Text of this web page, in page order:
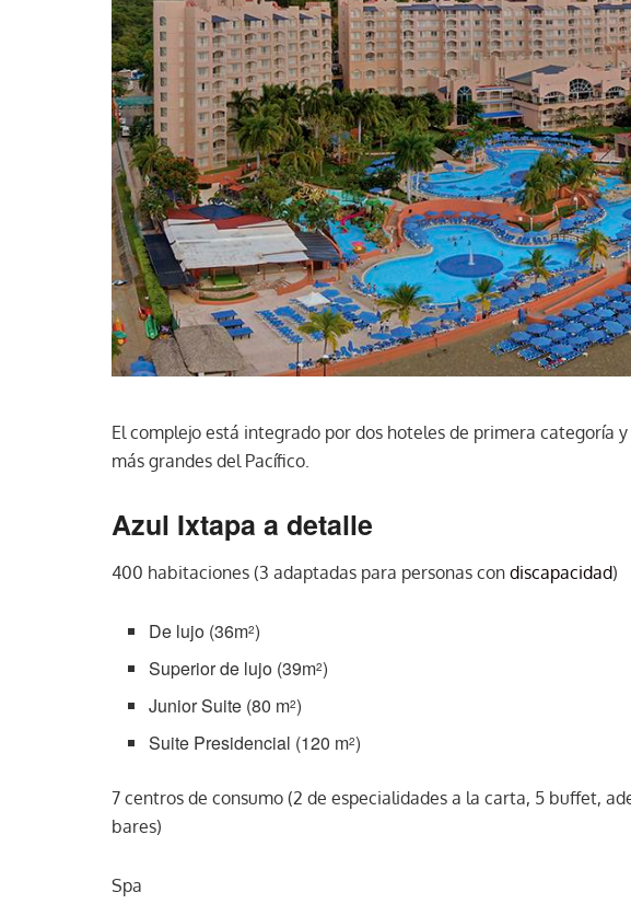
El complejo está integrado por dos hoteles de primera categoría
más grandes del Pacífico.
Azul Ixtapa a detalle
400 habitaciones (3 adaptadas para personas con discapacidad)
De lujo (36m2)
Superior de lujo (39m2)
Junior Suite (80 m2)
Suite Presidencial (120 m2)
7 centros de consumo (2 de especialidades a la carta, 5 buffet,
bares)
Spa